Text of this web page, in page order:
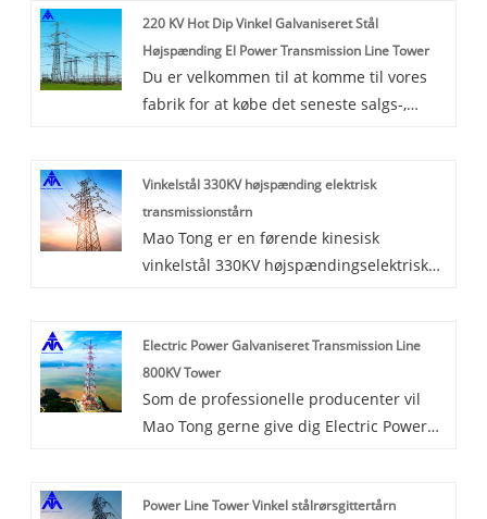
220 KV Hot Dip Vinkel Galvaniseret Stål
Højspænding El Power Transmission Line Tower
Du er velkommen til at komme til vores
fabrik for at købe det seneste salgs-,
Electric Power Transmission Line Tower,
Mao Tong ser frem til at samarbejde med
dig. Mao Tong bruger aktivt
videnskabelige og tekniske midler til at
Vinkelstål 330KV højspænding elektrisk
transmissionstårn
Mao Tong er en førende kinesisk
vinkelstål 330KV højspændingselektrisk
Vinkelståltårn, firsidet truss struktur
transmissionslinjetårn, bruger Q345B
Q235 højkvalitetsstål som
hovedmaterialet i tårnkroppen, stiv
Electric Power Galvaniseret Transmission Line
800KV Tower
Som de professionelle producenter vil
Mao Tong gerne give dig Electric Power
eftersalgsservice og rettidig levering.
Power Line Tower Vinkel stålrørsgittertårn